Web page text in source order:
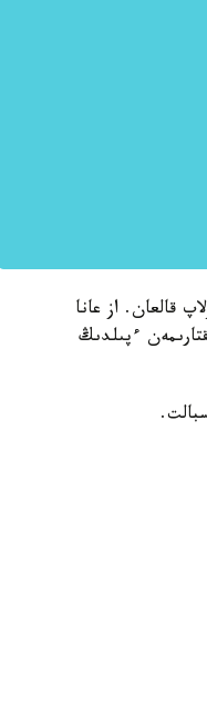
قالعان. از عانا
ءپىلدىڭ